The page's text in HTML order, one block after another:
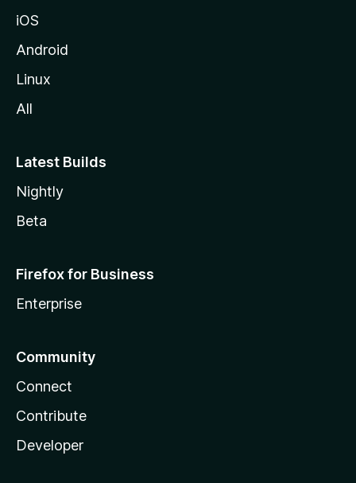
iOS
Android
Linux
All
Latest Builds
Nightly
Beta
Firefox for Business
Enterprise
Community
Connect
Contribute
Developer